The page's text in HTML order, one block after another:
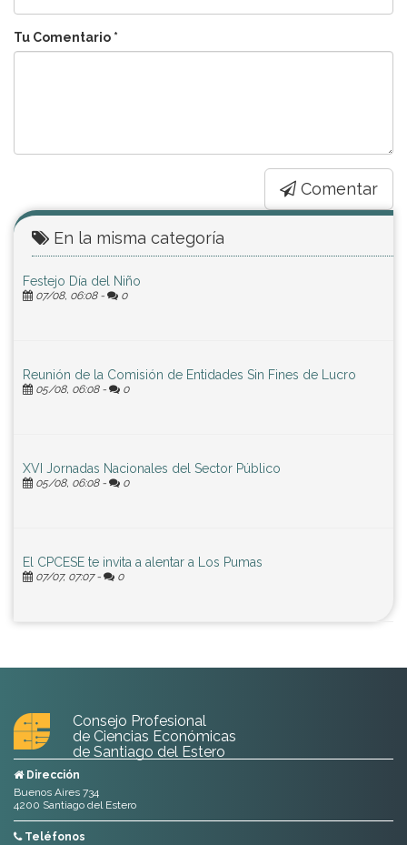
Tu Comentario *
Comentar
En la misma categoría
Festejo Día del Niño
07/08, 06:08 - 0
Reunión de la Comisión de Entidades Sin Fines de Lucro
05/08, 06:08 - 0
XVI Jornadas Nacionales del Sector Público
05/08, 06:08 - 0
El CPCESE te invita a alentar a Los Pumas
07/07, 07:07 - 0
Consejo Profesional
de Ciencias Económicas
de Santiago del Estero
Dirección
Buenos Aires 734
4200 Santiago del Estero
Teléfonos